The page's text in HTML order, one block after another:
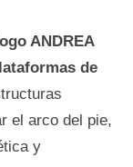
ANDREA
de
el arco del pie,
y